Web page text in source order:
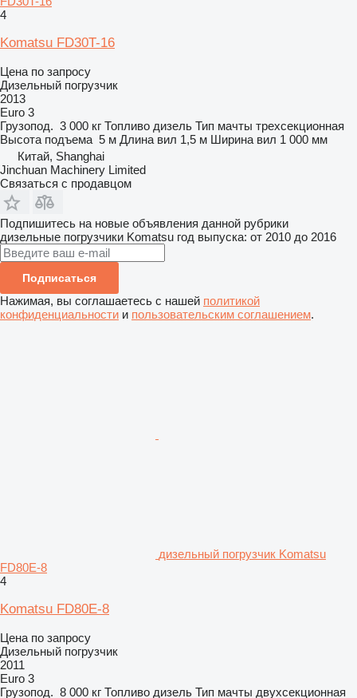
4
Komatsu FD30T-16
Цена по запросу
Дизельный погрузчик
2013
Euro 3
Грузопод. 3 000 кг Топливо дизель Тип мачты трехсекционная
Высота подъема 5 м Длина вил 1,5 м Ширина вил 1 000 мм
Китай, Shanghai
Jinchuan Machinery Limited
Связаться с продавцом
Подпишитесь на новые объявления данной рубрики
дизельные погрузчики Komatsu год выпуска: от 2010 до 2016
Подписаться
Нажимая, вы соглашаетесь с нашей политикой
конфиденциальности и пользовательским соглашением.
дизельный погрузчик Komatsu
FD80E-8
4
Komatsu FD80E-8
Цена по запросу
Дизельный погрузчик
2011
Euro 3
Грузопод. 8 000 кг Топливо дизель Тип мачты двухсекционная